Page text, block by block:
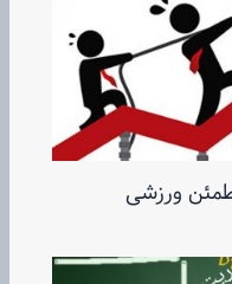
ورزشی